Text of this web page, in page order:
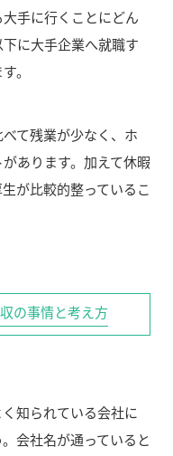
手に行くことにどん
に大手企業へ就職す
。
て残業が少なく、ホ
あります。加えて休暇
が比較的整っているこ
の事情と考え方
知られている会社に
会社名が通っていると